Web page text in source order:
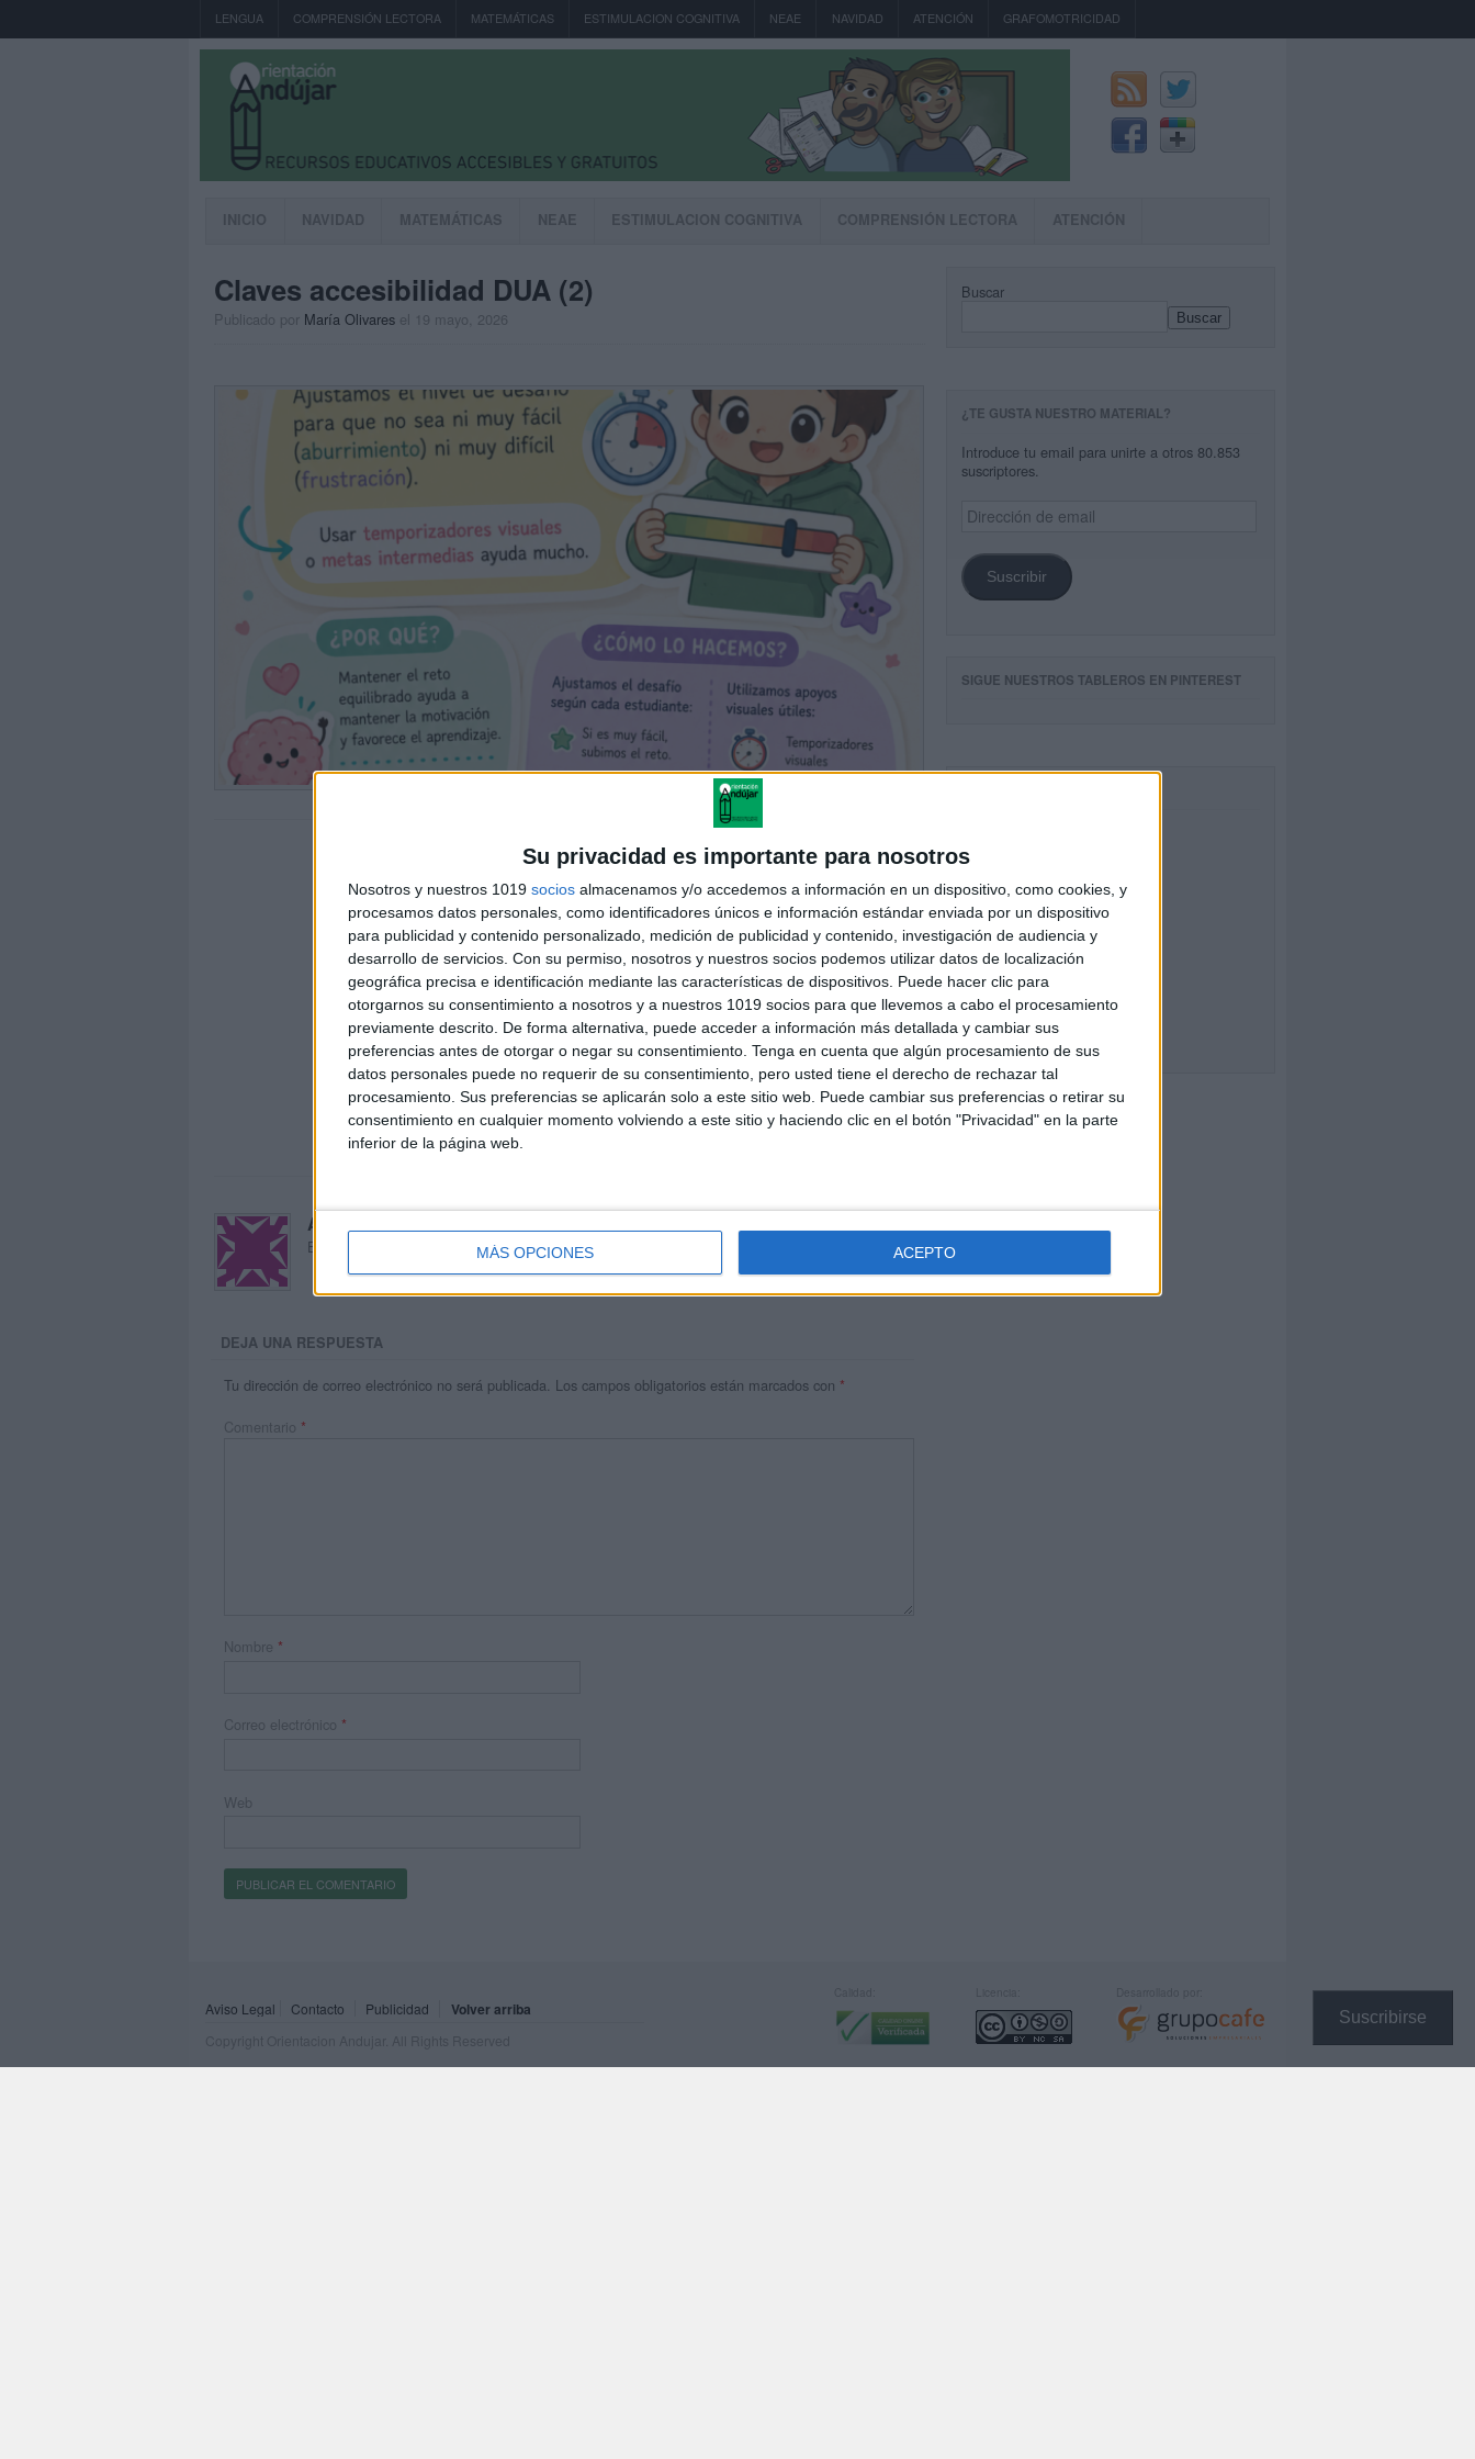
Su privacidad es importante para nosotros
Nosotros y nuestros 1019 socios almacenamos y/o accedemos a información en un dispositivo, como cookies, y
procesamos datos personales, como identificadores únicos e información estándar enviada por un dispositivo
para publicidad y contenido personalizado, medición de publicidad y contenido, investigación de audiencia y
desarrollo de servicios. Con su permiso, nosotros y nuestros socios podemos utilizar datos de localización
geográfica precisa e identificación mediante las características de dispositivos. Puede hacer clic para
otorgarnos su consentimiento a nosotros y a nuestros 1019 socios para que llevemos a cabo el procesamiento
previamente descrito. De forma alternativa, puede acceder a información más detallada y cambiar sus
preferencias antes de otorgar o negar su consentimiento. Tenga en cuenta que algún procesamiento de sus
datos personales puede no requerir de su consentimiento, pero usted tiene el derecho de rechazar tal
procesamiento. Sus preferencias se aplicarán solo a este sitio web. Puede cambiar sus preferencias o retirar su
consentimiento en cualquier momento volviendo a este sitio y haciendo clic en el botón "Privacidad" en la parte
inferior de la página web.
MÁS OPCIONES ACEPTO
Suscribirse
LENGUA COMPRENSIÓN LECTORA MATEMÁTICAS ESTIMULACION COGNITIVA NEAE NAVIDAD ATENCIÓN GRAFOMOTRICIDAD
INICIO NAVIDAD MATEMÁTICAS NEAE ESTIMULACION COGNITIVA COMPRENSIÓN LECTORA ATENCIÓN
Claves accesibilidad DUA (2)
Publicado por María Olivares el 19 mayo, 2026
Acerca de María Olivares
El autor no ha proporcionado ninguna información.
DEJA UNA RESPUESTA
Tu dirección de correo electrónico no será publicada. Los campos obligatorios están marcados con *
Comentario *
Nombre *
Correo electrónico *
Web
Buscar
Buscar
¿TE GUSTA NUESTRO MATERIAL?
Introduce tu email para unirte a otros 80.853
suscriptores.
Dirección
de
Suscribir
SIGUE NUESTROS TABLEROS EN PINTEREST
Aviso Legal Contacto Publicidad Volver arriba